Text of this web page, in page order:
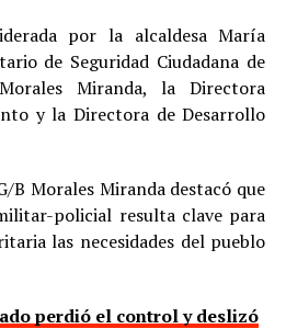
por la alcaldesa María
de Seguridad Ciudadana de
Miranda, la Directora
y la Directora de Desarrollo
B Morales Miranda destacó que
policial resulta clave para
las necesidades del pueblo
perdió el control y deslizó